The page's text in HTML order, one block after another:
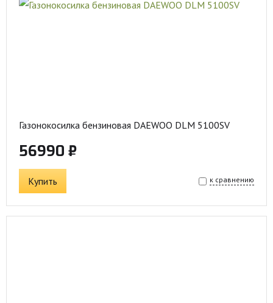
Газонокосилка бензиновая DAEWOO DLM 5100SV
56990 ₽
Купить к сравнению